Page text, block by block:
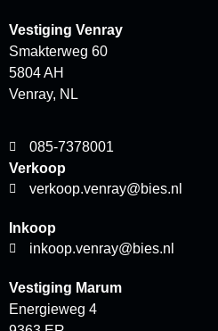
Vestiging Venray
Smakterweg 60
5804 AH
Venray, NL
085-7378001
Verkoop
verkoop.venray@bies.nl
Inkoop
inkoop.venray@bies.nl
Vestiging Marum
Energieweg 4